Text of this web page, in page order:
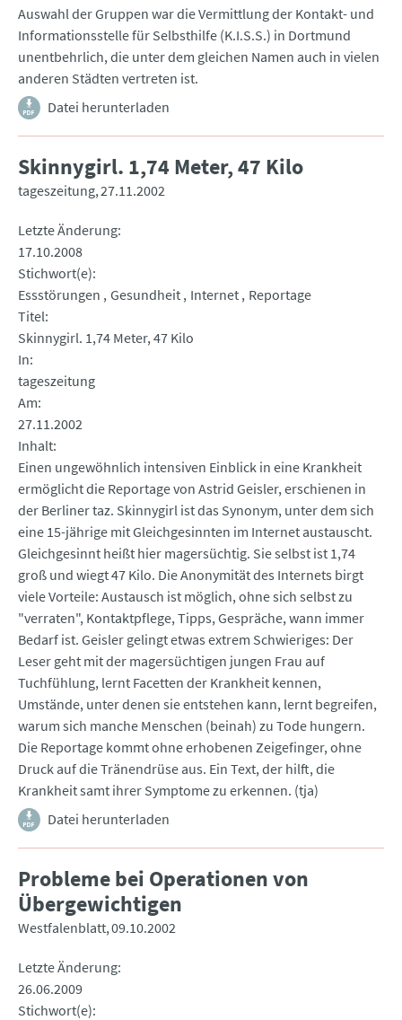
Auswahl der Gruppen war die Vermittlung der Kontakt- und
Informationsstelle für Selbsthilfe (K.I.S.S.) in Dortmund
unentbehrlich, die unter dem gleichen Namen auch in vielen
anderen Städten vertreten ist.
Datei herunterladen
Skinnygirl. 1,74 Meter, 47 Kilo
tageszeitung 27.11.2002
Letzte Änderung
17.10.2008
Stichwort(e)
Essstörungen Gesundheit Internet Reportage
Titel
Skinnygirl. 1,74 Meter, 47 Kilo
In
tageszeitung
Am
27.11.2002
Inhalt
Einen ungewöhnlich intensiven Einblick in eine Krankheit
ermöglicht die Reportage von Astrid Geisler, erschienen in
der Berliner taz. Skinnygirl ist das Synonym, unter dem sich
eine 15-jährige mit Gleichgesinnten im Internet austauscht.
Gleichgesinnt heißt hier magersüchtig. Sie selbst ist 1,74
groß und wiegt 47 Kilo. Die Anonymität des Internets birgt
viele Vorteile: Austausch ist möglich, ohne sich selbst zu
"verraten", Kontaktpflege, Tipps, Gespräche, wann immer
Bedarf ist. Geisler gelingt etwas extrem Schwieriges: Der
Leser geht mit der magersüchtigen jungen Frau auf
Tuchfühlung, lernt Facetten der Krankheit kennen,
Umstände, unter denen sie entstehen kann, lernt begreifen,
warum sich manche Menschen (beinah) zu Tode hungern.
Die Reportage kommt ohne erhobenen Zeigefinger, ohne
Druck auf die Tränendrüse aus. Ein Text, der hilft, die
Krankheit samt ihrer Symptome zu erkennen. (tja)
Datei herunterladen
Probleme bei Operationen von
Übergewichtigen
Westfalenblatt 09.10.2002
Letzte Änderung
26.06.2009
Stichwort(e)